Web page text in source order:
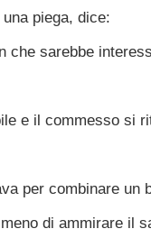
piega, dice:
che sarebbe
e il commesso si
per combinare un
di ammirare il